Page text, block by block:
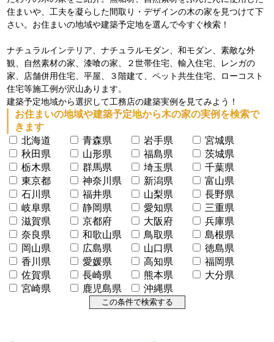
住まいや、工夫を凝らした間取り・デザインの木の家を見つけて下
さい。お住まいの地域や建築予定地を選んで今すぐ検索！
ナチュラルインテリア、ナチュラルモダン、和モダン、素敵な外
観、自然素材の家、漆喰の家、２世帯住宅、輸入住宅、レンガの
家、店舗併用住宅、平屋、３階建て、ペット共生住宅、ローコスト
住宅等施工例が沢山あります。
建築予定地域から選択して工務店の建築実例を見てみよう！
お住まいの地域や建築予定地から木の家の実例を検索で
きます
北海道
青森県 岩手県
宮城県
秋田県
山形県 福島県
茨城県
栃木県
群馬県 埼玉県
千葉県
東京都
神奈川県 新潟県
富山県
石川県
福井県 山梨県
長野県
岐阜県
静岡県 愛知県
三重県
滋賀県
京都府 大阪府
兵庫県
奈良県
和歌山県 鳥取県
島根県
岡山県
広島県 山口県
徳島県
香川県
愛媛県 高知県
福岡県
佐賀県
長崎県 熊本県
大分県
宮崎県
鹿児島県 沖縄県